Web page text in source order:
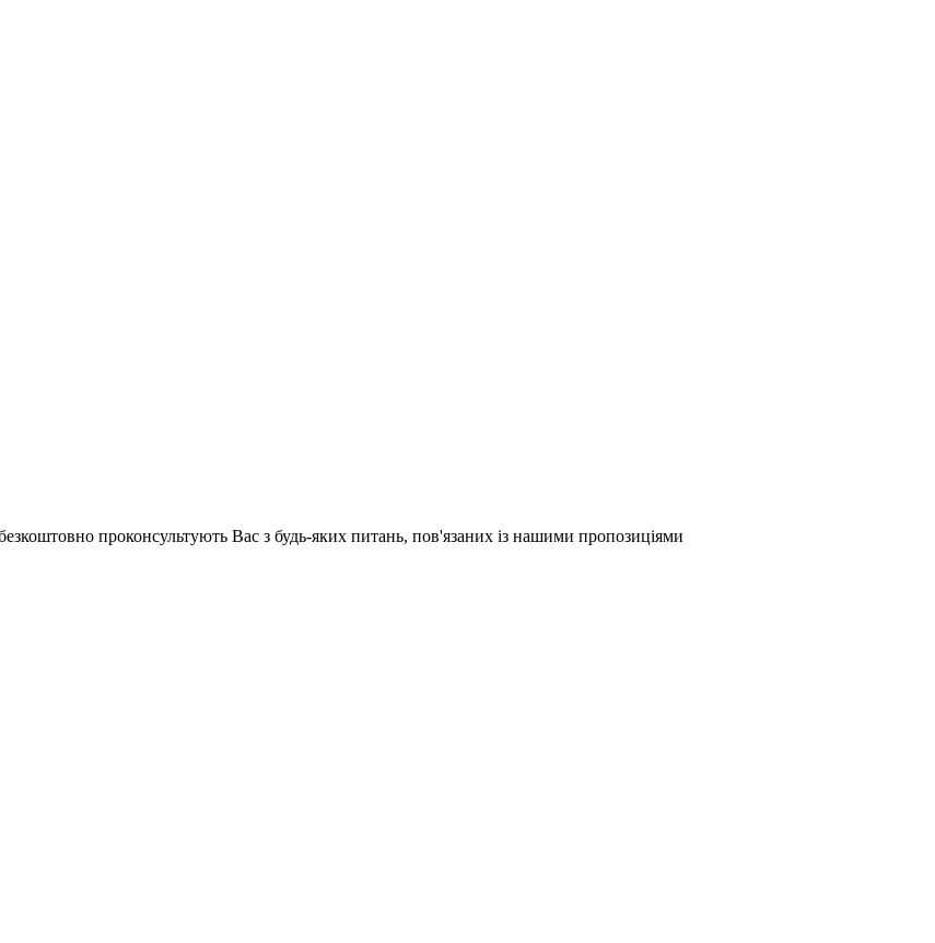
проконсультують Вас з будь-яких питань, пов'язаних із нашими пропозиціями